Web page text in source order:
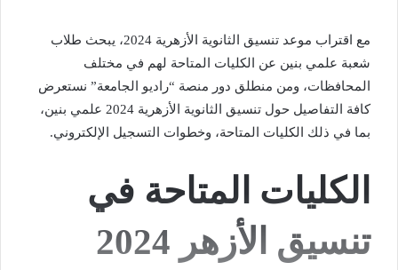
مع اقتراب موعد تنسيق الثانوية الأزهرية 2024، يبحث طلاب
شعبة علمي بنين عن الكليات المتاحة لهم في مختلف
المحافظات، ومن منطلق دور منصة “راديو الجامعة” نستعرض
كافة التفاصيل حول تنسيق الثانوية الأزهرية 2024 علمي بنين،
بما في ذلك الكليات المتاحة، وخطوات التسجيل الإلكتروني.
الكليات المتاحة في
تنسيق الأزهر 2024